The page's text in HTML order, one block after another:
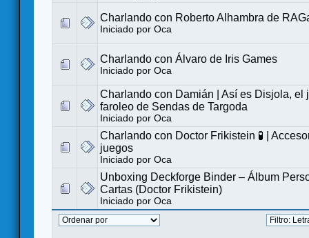
Charlando con Roberto Alhambra de
Iniciado por Oca
Charlando con Álvaro de Iris Games
Iniciado por Oca
Charlando con Damián | Así es Disjola, el
faroleo de Sendas de Targoda
Iniciado por Oca
Charlando con Doctor Frikistein 🧪 |
juegos
Iniciado por Oca
Unboxing Deckforge Binder – Álbum
Cartas (Doctor Frikistein)
Iniciado por Oca